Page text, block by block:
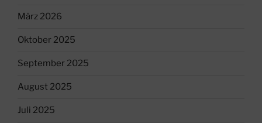
März 2026
Oktober 2025
September 2025
August 2025
Juli 2025